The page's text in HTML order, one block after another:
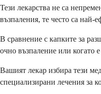
Тези лекарства не са
възпаления, те често са
В сравнение с капките за
очно възпаление или когато
Вашият лекар избира тези
специализирани лечения за